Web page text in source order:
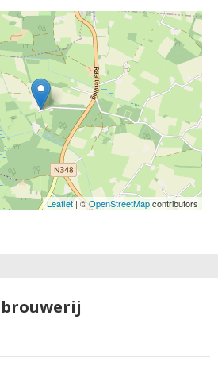
Leaflet| ©OpenStreetMapcontributors